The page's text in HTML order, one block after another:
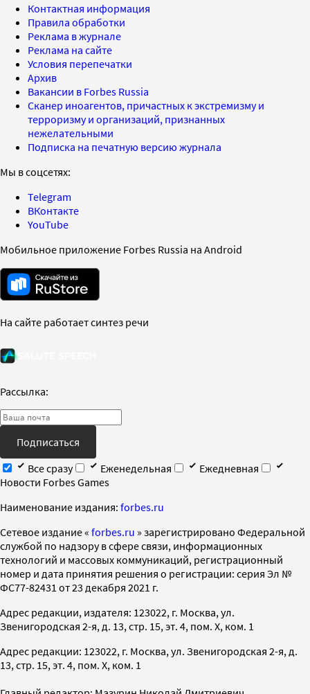
Контактная информация
Правила обработки
Реклама в журнале
Реклама на сайте
Условия перепечатки
Архив
Вакансии в Forbes Russia
Сканер иноагентов, причастных к экстремизму и
терроризму и организаций, признанных
нежелательными
Подписка на печатную версию журнала
Мы в соцсетях:
Telegram
ВКонтакте
YouTube
Мобильное приложение Forbes Russia на Android
На сайте работает синтез речи
Рассылка:
Подписаться
Все сразу
Еженедельная
Ежедневная
Новости Forbes Games
Наименование издания: forbes.ru
Cетевое издание « forbes.ru » зарегистрировано Федеральной
службой по надзору в сфере связи, информационных
технологий и массовых коммуникаций, регистрационный
номер и дата принятия решения о регистрации: серия Эл №
ФС77-82431 от 23 декабря 2021 г.
Адрес редакции, издателя: 123022, г. Москва, ул.
Звенигородская 2-я, д. 13, стр. 15, эт. 4, пом. X, ком. 1
Адрес редакции: 123022, г. Москва, ул. Звенигородская 2-я, д.
13, стр. 15, эт. 4, пом. X, ком. 1